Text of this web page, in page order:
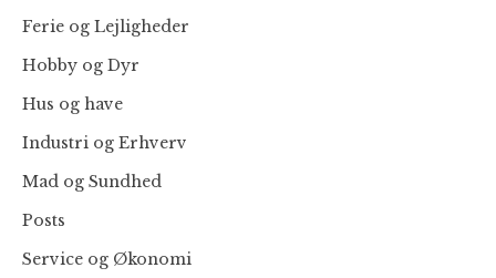
Ferie og Lejligheder
Hobby og Dyr
Hus og have
Industri og Erhverv
Mad og Sundhed
Posts
Service og Økonomi